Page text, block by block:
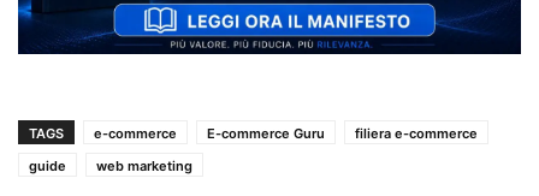
TAGS e-commerce E-commerce Guru
filiera e-commerce
guide
web marketing